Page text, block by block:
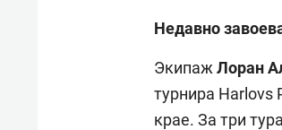
Недавно
Экипаж Лоран
турнира Harlovs
крае. За три